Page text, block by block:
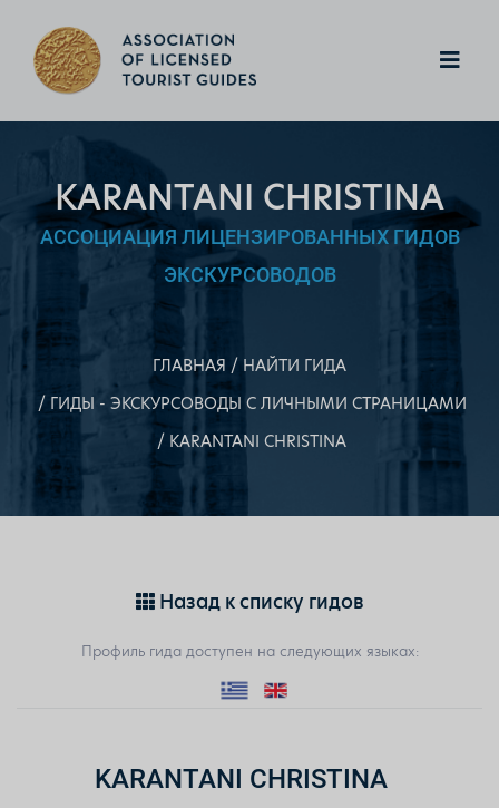
KARANTANI CHRISTINA
АССОЦИАЦИЯ ЛИЦЕНЗИРОВАННЫХ ГИДОВ
ЭКСКУРСОВОДОВ
ГЛАВНАЯ
НАЙТИ ГИДА
ГИДЫ - ЭКСКУРСОВОДЫ С ЛИЧНЫМИ СТРАНИЦАМИ
KARANTANI CHRISTINA
Назад к списку гидов
Профиль гида доступен на следующих языках:
KARANTANI CHRISTINA